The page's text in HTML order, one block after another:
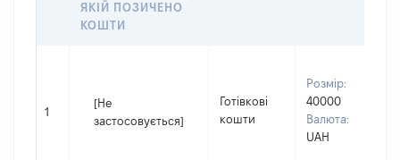
ЯКІЙ ПОЗИЧЕНО
КОШТИ
1
[Не
застосовується]
Готівкові
кошти
Розмір:
40000
Валюта:
UAH